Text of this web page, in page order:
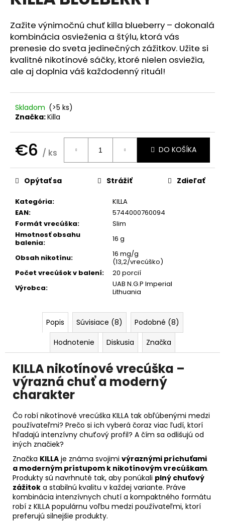
z
5
hviezdičiek.
Zažite výnimočnú chuť killa blueberry – dokonalá
kombinácia osvieženia a štýlu, ktorá vás
prenesie do sveta jedinečných zážitkov. Užite si
kvalitné nikotínové sáčky, ktoré nielen osviežia,
ale aj doplnia váš každodenný rituál!
Skladom (>5 ks)
Značka:Killa
€6 / ks
cena:
DO KOŠÍKA
Kategória:
KILLA
EAN:
5744000760094
Formát vrecúška:
Slim
Hmotnosť obsahu
balenia:
16 g
Obsah nikotínu:
16 mg/g
(13,2/vrecúško)
Počet vrecúšok v balení:
20 porcií
Výrobca:
UAB N.G.P Imperial
Lithuania
Opýtať sa Strážiť Zdieľať
Popis Súvisiace (8)
Podobné (8)
Hodnotenie
Diskusia Značka
KILLA nikotínové vrecúška –
výrazná chuť a moderný
charakter
Čo robí nikotínové vrecúška KILLA tak obľúbenými medzi
používateľmi? Prečo si ich vyberá čoraz viac ľudí, ktorí
hľadajú intenzívny chuťový profil? A čím sa odlišujú od
iných značiek?
Značka KILLA je známa svojimi výraznými príchuťami
a moderným prístupom k nikotínovým vrecúškam.
Produkty sú navrhnuté tak, aby ponúkali plný chuťový
zážitok a stabilnú kvalitu v každej variante. Práve
kombinácia intenzívnych chutí a kompaktného formátu
robí z KILLA populárnu voľbu medzi používateľmi, ktorí
preferujú silnejšie produkty.
j
s
ť
?
d
p
ú
č
a
m
e
SALT
BLACKCURRANT